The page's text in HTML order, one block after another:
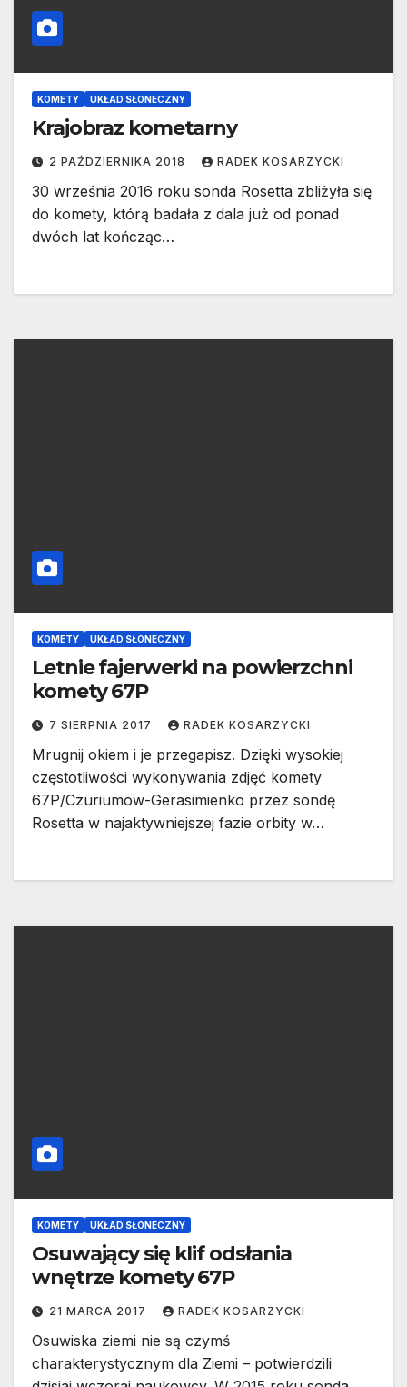
KOMETY UKŁAD SŁONECZNY
Krajobraz kometarny
2 PAŹDZIERNIKA 2018 RADEK KOSARZYCKI
30 września 2016 roku sonda Rosetta zbliżyła się
do komety, którą badała z dala już od ponad
dwóch lat kończąc…
KOMETY UKŁAD SŁONECZNY
Letnie fajerwerki na powierzchni
komety 67P
7 SIERPNIA 2017 RADEK KOSARZYCKI
Mrugnij okiem i je przegapisz. Dzięki wysokiej
częstotliwości wykonywania zdjęć komety
67P/Czuriumow-Gerasimienko przez sondę
Rosetta w najaktywniejszej fazie orbity w…
KOMETY UKŁAD SŁONECZNY
Osuwający się klif odsłania
wnętrze komety 67P
21 MARCA 2017 RADEK KOSARZYCKI
Osuwiska ziemi nie są czymś
charakterystycznym dla Ziemi – potwierdzili